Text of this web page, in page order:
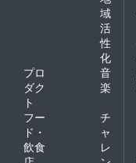
域
活
性
化
プロ
ダク
ト
音
楽
フー
ド・
飲食
チ
ャ
レ